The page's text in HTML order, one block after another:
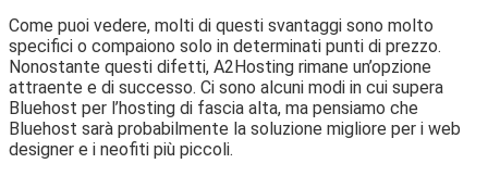
Come puoi vedere, molti di questi svantaggi sono molto
specifici o compaiono solo in determinati punti di prezzo.
Nonostante questi difetti, A2Hosting rimane un’opzione
attraente e di successo. Ci sono alcuni modi in cui supera
Bluehost per l’hosting di fascia alta, ma pensiamo che
Bluehost sarà probabilmente la soluzione migliore per i web
designer e i neofiti più piccoli.